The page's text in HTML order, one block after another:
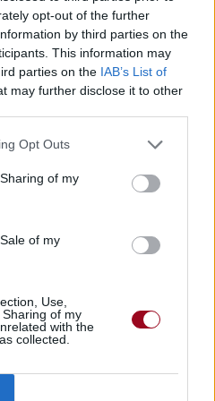
opt-out of the further
by third parties on the
This information may
parties on the IAB’s List of
may further disclose it to other
Opt Outs
of my
of my
Use,
of my
with the
collected.